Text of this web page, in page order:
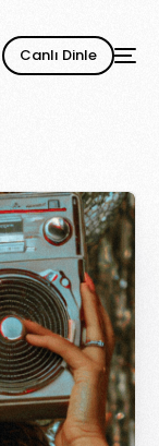
Canlı Dinle